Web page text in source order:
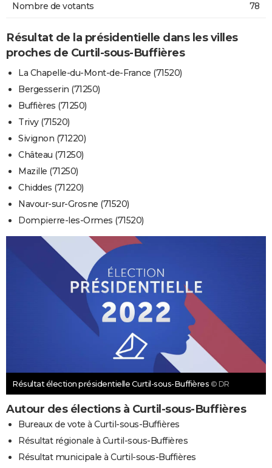
Nombre de votants 78
Résultat de la présidentielle dans les villes
proches de Curtil-sous-Buffières
La Chapelle-du-Mont-de-France (71520)
Bergesserin (71250)
Buffières (71250)
Trivy (71520)
Sivignon (71220)
Château (71250)
Mazille (71250)
Chiddes (71220)
Navour-sur-Grosne (71520)
Dompierre-les-Ormes (71520)
Résultat élection présidentielle Curtil-sous-Buffières © DR
Autour des élections à Curtil-sous-Buffières
Bureaux de vote à Curtil-sous-Buffières
Résultat régionale à Curtil-sous-Buffières
Résultat municipale à Curtil-sous-Buffières